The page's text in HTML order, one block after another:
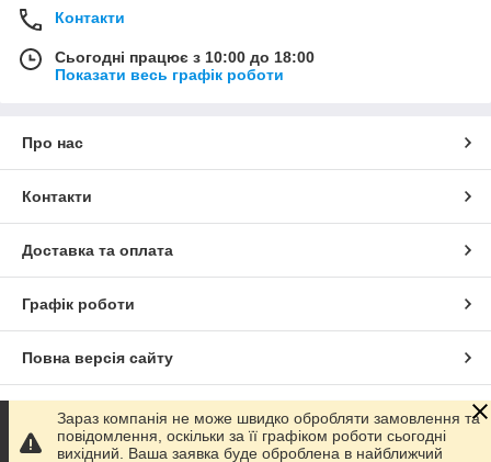
Контакти
Сьогодні працює з 10:00 до 18:00
Показати весь графік роботи
Про нас
Контакти
Доставка та оплата
Графік роботи
Повна версія сайту
Сайт створено на маркетплейсі Prom.ua
Зараз компанія не може швидко обробляти замовлення та
повідомлення, оскільки за її графіком роботи сьогодні
вихідний. Ваша заявка буде оброблена в найближчий